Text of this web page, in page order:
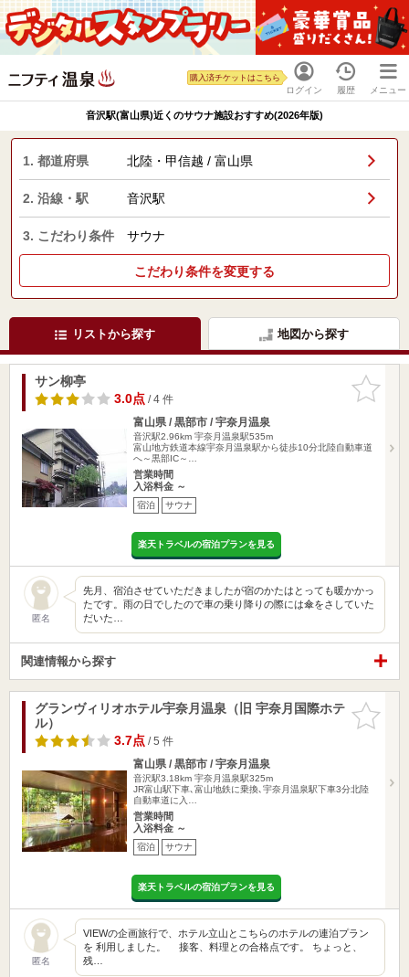
ログイン
購入済チケットはこちら
履歴 メニュー
音沢駅(富山県)近くのサウナ施設おすすめ(2026年版)
1. 都道府県 北陸・甲信越 / 富山県
2. 沿線・駅 音沢駅
3. こだわり条件 サウナ
こだわり条件を変更する
リストから探す 地図から探す
お気に入
りに追加
サン柳亭
3.0点/ 4 件
富山県 / 黒部市 / 宇奈月温泉
音沢駅2.96km 宇奈月温泉駅535m
富山地方鉄道本線宇奈月温泉駅から徒歩10分北陸自動車道
へ～黒部IC～…
営業時間
入浴料金 ～
宿泊 サウナ
楽天トラベルの宿泊プランを見る
匿名
先月、宿泊させていただきましたが宿のかたはとっても暖かかっ
たです。雨の日でしたので車の乗り降りの際には傘をさしていた
だいた…
関連情報から探す
お気に入
りに追加
グランヴィリオホテル宇奈月温泉（旧 宇奈月国際ホテ
ル）
3.7点/ 5 件
富山県 / 黒部市 / 宇奈月温泉
音沢駅3.18km 宇奈月温泉駅325m
JR富山駅下車､富山地鉄に乗換､宇奈月温泉駅下車3分北陸
自動車道に入…
営業時間
入浴料金 ～
宿泊 サウナ
楽天トラベルの宿泊プランを見る
匿名
VIEWの企画旅行で、ホテル立山とこちらのホテルの連泊プラン
を 利用しました。 接客、料理との合格点です。 ちょっと、
残…